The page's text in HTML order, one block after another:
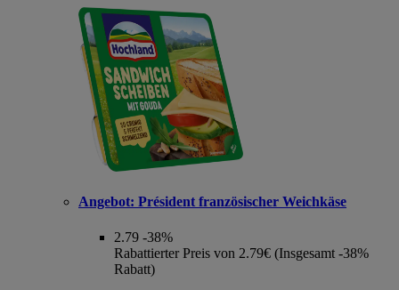
Angebot: Président französischer Weichkäse
2.79 -38%
Rabattierter Preis von 2.79€ (Insgesamt -38%
Rabatt)